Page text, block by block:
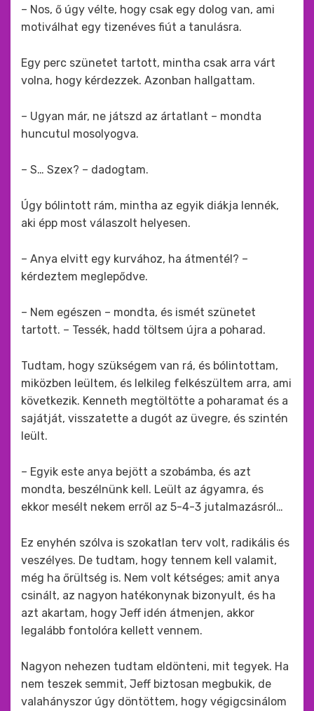
– Nos, ő úgy vélte, hogy csak egy dolog van, ami
motiválhat egy tizenéves fiút a tanulásra.
Egy perc szünetet tartott, mintha csak arra várt
volna, hogy kérdezzek. Azonban hallgattam.
– Ugyan már, ne játszd az ártatlant – mondta
huncutul mosolyogva.
– S… Szex? – dadogtam.
Úgy bólintott rám, mintha az egyik diákja lennék,
aki épp most válaszolt helyesen.
– Anya elvitt egy kurvához, ha átmentél? –
kérdeztem meglepődve.
– Nem egészen – mondta, és ismét szünetet
tartott. – Tessék, hadd töltsem újra a poharad.
Tudtam, hogy szükségem van rá, és bólintottam,
miközben leültem, és lelkileg felkészültem arra, ami
következik. Kenneth megtöltötte a poharamat és a
sajátját, visszatette a dugót az üvegre, és szintén
leült.
– Egyik este anya bejött a szobámba, és azt
mondta, beszélnünk kell. Leült az ágyamra, és
ekkor mesélt nekem erről az 5-4-3 jutalmazásról…
Ez enyhén szólva is szokatlan terv volt, radikális és
veszélyes. De tudtam, hogy tennem kell valamit,
még ha őrültség is. Nem volt kétséges; amit anya
csinált, az nagyon hatékonynak bizonyult, és ha
azt akartam, hogy Jeff idén átmenjen, akkor
legalább fontolóra kellett vennem.
Nagyon nehezen tudtam eldönteni, mit tegyek. Ha
nem teszek semmit, Jeff biztosan megbukik, de
valahányszor úgy döntöttem, hogy végigcsinálom